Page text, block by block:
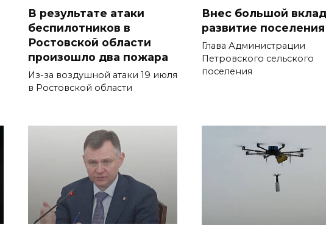
В результате атаки
беспилотников в
Ростовской области
произошло два пожара
Из-за воздушной атаки 19 июля
в Ростовской области
Внес большой
развитие поселения
Глава Админист­рации
Петровского сельского
поселе­ния